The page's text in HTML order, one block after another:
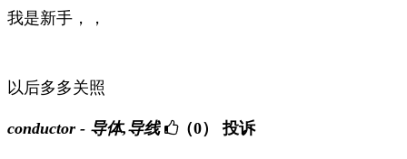
我是新手，，
以后多多关照
conductor - 导体,导线 （0） 投诉